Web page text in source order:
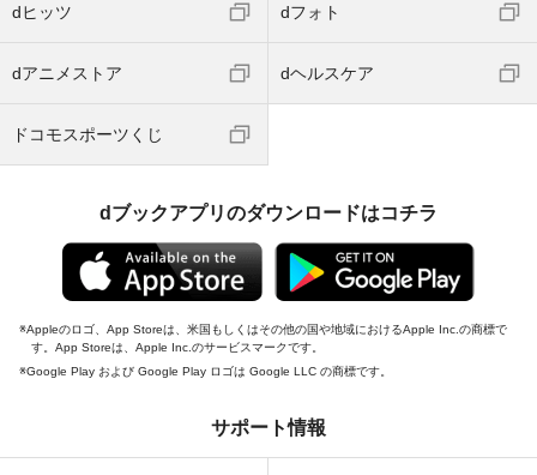
dヒッツ dフォト
dアニメストア dヘルスケア
ドコモスポーツくじ
dブックアプリのダウンロードはコチラ
Appleのロゴ、App Storeは、米国もしくはその他の国や地域におけるApple Inc.の商標で
す。App Storeは、Apple Inc.のサービスマークです。
Google Play および Google Play ロゴは Google LLC の商標です。
サポート情報